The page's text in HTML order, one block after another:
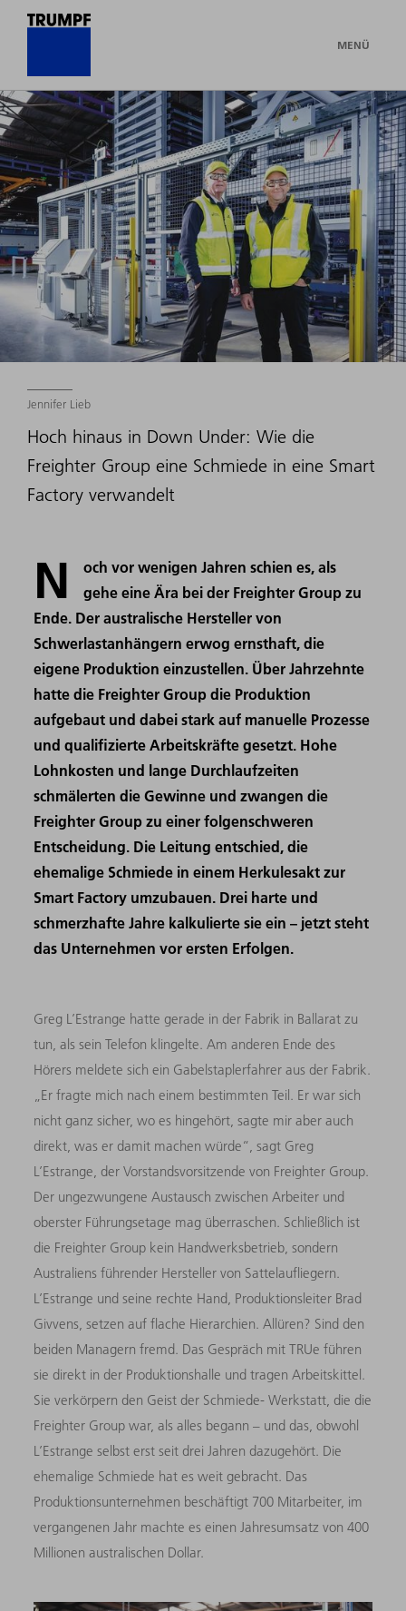
MENÜ
Jennifer Lieb
Hoch hinaus in Down Under: Wie die
Freighter Group eine Schmiede in eine Smart
Factory verwandelt
N
och vor wenigen Jahren schien es, als
gehe eine Ära bei der Freighter Group zu
Ende. Der australische Hersteller von
Schwerlastanhängern erwog ernsthaft, die
eigene Produktion einzustellen. Über Jahrzehnte
hatte die Freighter Group die Produktion
aufgebaut und dabei stark auf manuelle Prozesse
und qualifizierte Arbeitskräfte gesetzt. Hohe
Lohnkosten und lange Durchlaufzeiten
schmälerten die Gewinne und zwangen die
Freighter Group zu einer folgenschweren
Entscheidung. Die Leitung entschied, die
ehemalige Schmiede in einem Herkulesakt zur
Smart Factory umzubauen. Drei harte und
schmerzhafte Jahre kalkulierte sie ein – jetzt steht
das Unternehmen vor ersten Erfolgen.
Greg L’Estrange hatte gerade in der Fabrik in Ballarat zu
tun, als sein Telefon klingelte. Am anderen Ende des
Hörers meldete sich ein Gabelstaplerfahrer aus der Fabrik.
„Er fragte mich nach einem bestimmten Teil. Er war sich
nicht ganz sicher, wo es hingehört, sagte mir aber auch
direkt, was er damit machen würde“, sagt Greg
L’Estrange, der Vorstandsvorsitzende von Freighter Group.
Der ungezwungene Austausch zwischen Arbeiter und
oberster Führungsetage mag überraschen. Schließlich ist
die Freighter Group kein Handwerksbetrieb, sondern
Australiens führender Hersteller von Sattelaufliegern.
L’Estrange und seine rechte Hand, Produktionsleiter Brad
Givvens, setzen auf flache Hierarchien. Allüren? Sind den
beiden Managern fremd. Das Gespräch mit TRUe führen
sie direkt in der Produktionshalle und tragen Arbeitskittel.
Sie verkörpern den Geist der Schmiede- Werkstatt, die die
Freighter Group war, als alles begann – und das, obwohl
L’Estrange selbst erst seit drei Jahren dazugehört. Die
ehemalige Schmiede hat es weit gebracht. Das
Produktionsunternehmen beschäftigt 700 Mitarbeiter, im
vergangenen Jahr machte es einen Jahresumsatz von 400
Millionen australischen Dollar.